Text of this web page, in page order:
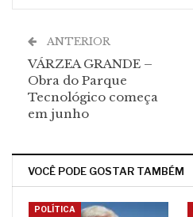
ANTERIOR
VÁRZEA GRANDE –
Obra do Parque
Tecnológico começa
em junho
VOCÊ PODE GOSTAR TAMBÉM
POLÍTICA